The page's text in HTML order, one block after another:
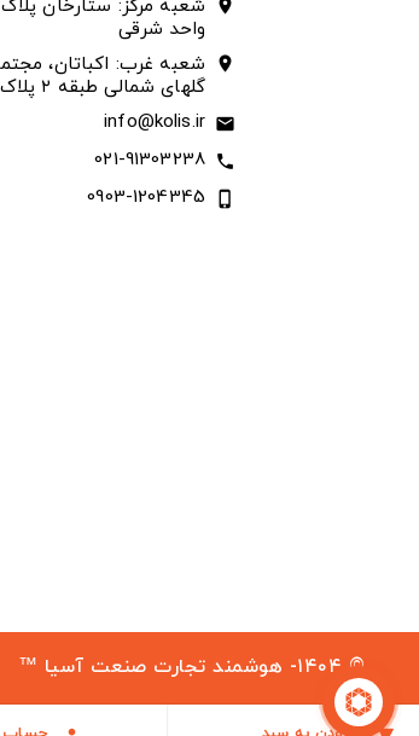
location_on
واحد شرقی
location_on
شعبه غرب: اکباتان،
گلهای شمالی طبقه ۲ پلاک ۲۰۵
email
info@kolis.ir
call
021-91303238
phone_iphone
0903-1204345
© ۱۴۰۴- هوشمند تجارت صنعت آسیا ™